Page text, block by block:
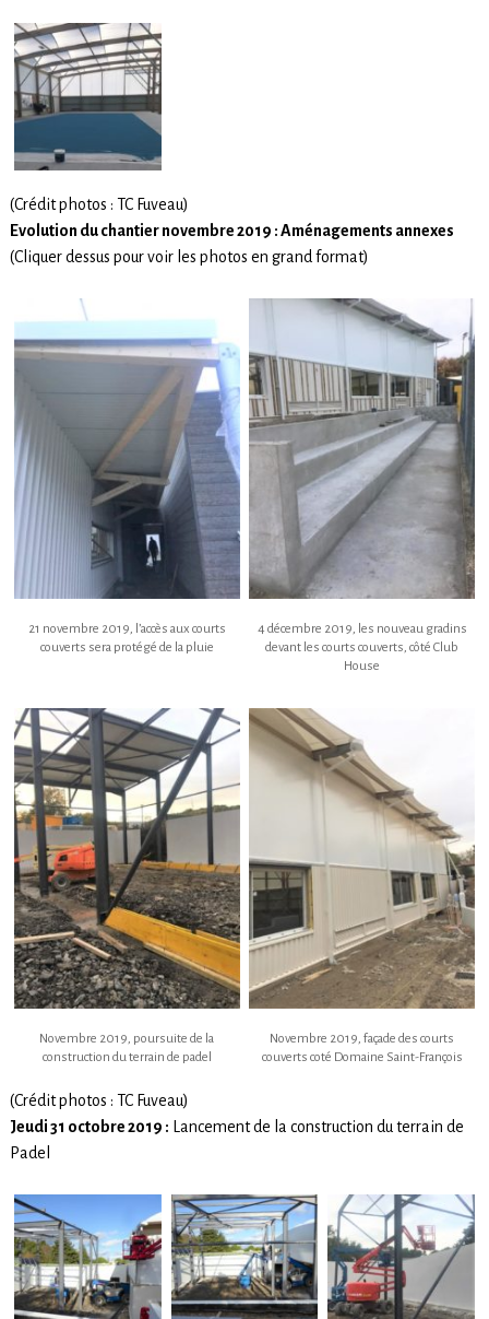
(Crédit photos : TC Fuveau)
Evolution du chantier novembre 2019 : Aménagements annexes
(Cliquer dessus pour voir les photos en grand format)
21 novembre 2019, l’accès aux courts
couverts sera protégé de la pluie
4 décembre 2019, les nouveau gradins
devant les courts couverts, côté Club
House
Novembre 2019, poursuite de la
construction du terrain de padel
Novembre 2019, façade des courts
couverts coté Domaine Saint-François
(Crédit photos : TC Fuveau)
Jeudi 31 octobre 2019 : Lancement de la construction du terrain de
Padel